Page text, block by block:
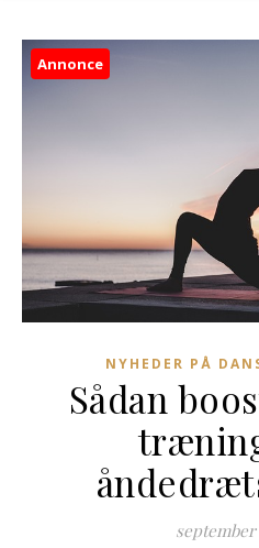
Annonce
NYHEDER PÅ
Sådan
september